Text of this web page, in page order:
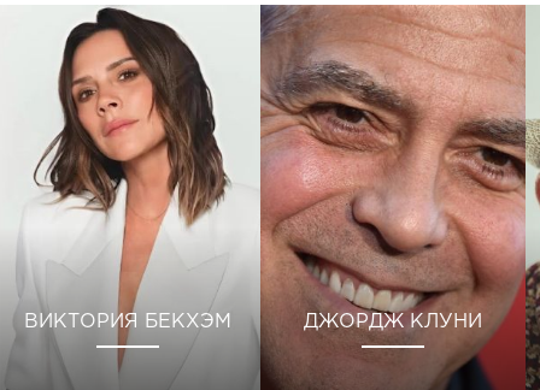
ВИКТОРИЯ БЕКХЭМ ДЖОРДЖ КЛУНИ